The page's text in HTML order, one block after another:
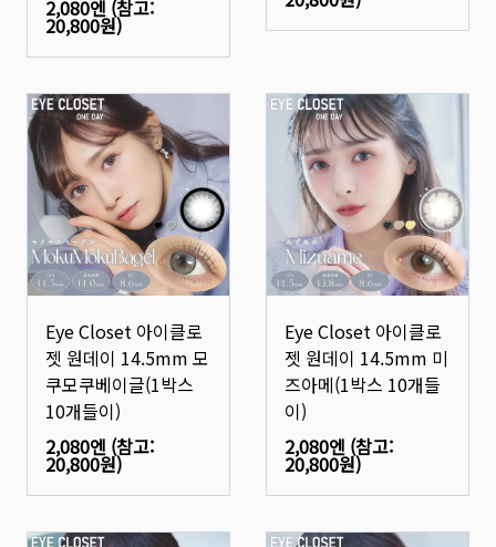
2,080엔 (참고:
20,800원)
Eye Closet 아이클로
젯 원데이 14.5mm 모
쿠모쿠베이글(1박스
10개들이)
2,080엔 (참고:
20,800원)
Eye Closet 아이클로
젯 원데이 14.5mm 미
즈아메(1박스 10개들
이)
2,080엔 (참고:
20,800원)